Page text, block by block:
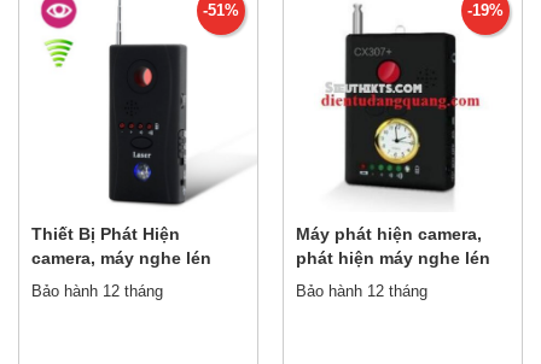
-51%
Thiết Bị Phát Hiện
camera, máy nghe lén
Bảo hành 12 tháng
-19%
Máy phát hiện camera,
phát hiện máy nghe lén
đời mới CX307+
Bảo hành 12 tháng